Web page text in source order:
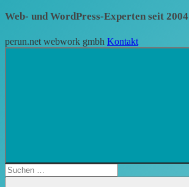
Web- und WordPress-Experten seit 2004
perun.net webwork gmbh Kontakt
öffnen
Suchen
nach: